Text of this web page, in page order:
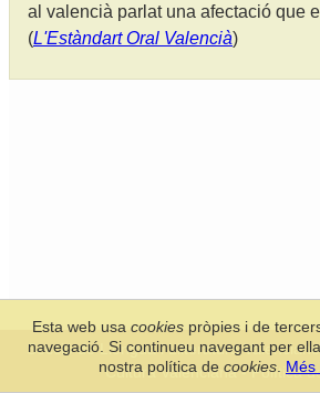
al valencià parlat una afectació que
(L'Estàndart Oral Valencià)
Secció de Llengua i Lliteratura
Cultura Valenciana-Política
Esta web usacookies pròpies i de
navegació. Si continueu navegant per
nostra política de cookies Més